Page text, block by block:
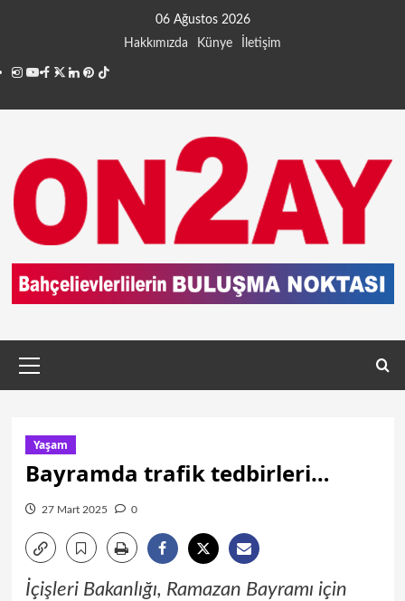
06 Ağustos 2026
Hakkımızda
Künye İletişim
Yaşam
Bayramda trafik tedbirleri…
27 Mart 2025 0
İçişleri Bakanlığı, Ramazan Bayramı için